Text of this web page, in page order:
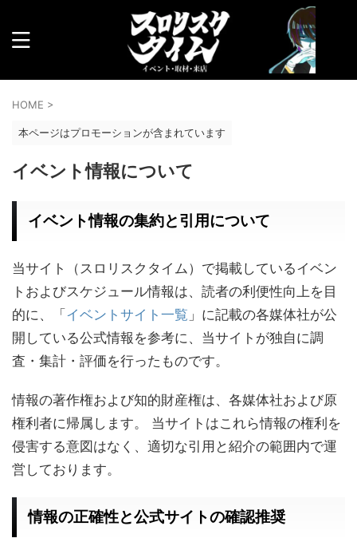
HOME >
本ページはプロモーションが含まれています
イベント情報について
イベント情報の集約と引用について
当サイト（スロリスクタイム）で掲載しているイベン
トおよびスケジュール情報は、読者の利便性向上を目
的に、「 イベントサイト一覧 」に記載の各媒体社が公
開している公式情報を参考に、当サイトが独自に調
査・集計・評価を行ったものです。
情報の著作権および知的財産権は、各媒体社および原
権利者に帰属します。 当サイトはこれら情報の権利を
侵害する意図はなく、適切な引用と紹介の範囲内で運
営しております。
情報の正確性と公式サイトの確認推奨